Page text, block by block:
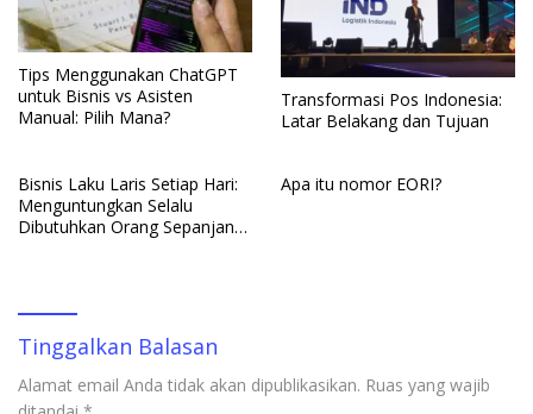
Tips Menggunakan ChatGPT
untuk Bisnis vs Asisten
Manual: Pilih Mana?
Transformasi Pos Indonesia:
Latar Belakang dan Tujuan
Bisnis Laku Laris Setiap Hari:
Menguntungkan Selalu
Dibutuhkan Orang Sepanjang
Apa itu nomor EORI?
Tinggalkan Balasan
Alamat email Anda tidak akan dipublikasikan. Ruas yang wajib